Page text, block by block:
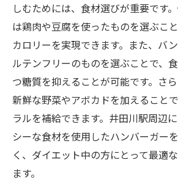
しむためには、食材選びが重要です
は鶏肉や豆腐を使ったものを選ぶこ
カロリーを実現できます。また、バ
ルテンフリーのものを選ぶことで、
つ糖質を抑えることが可能です。さ
新鮮な野菜やアボカドを加えること
ラルを補給できます。井田川駅周辺
シーな食材を使用したハンバーガー
く、ダイエット中の方にとって最適
ます。